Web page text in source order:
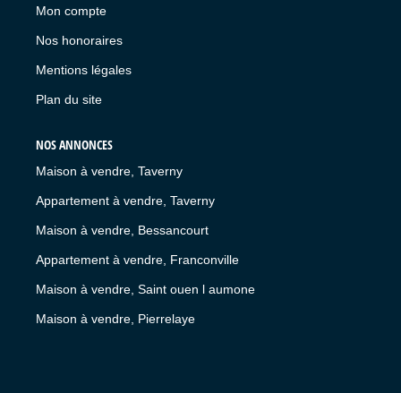
Mon compte
Nos honoraires
Mentions légales
Plan du site
NOS ANNONCES
Maison à vendre, Taverny
Appartement à vendre, Taverny
Maison à vendre, Bessancourt
Appartement à vendre, Franconville
Maison à vendre, Saint ouen l aumone
Maison à vendre, Pierrelaye